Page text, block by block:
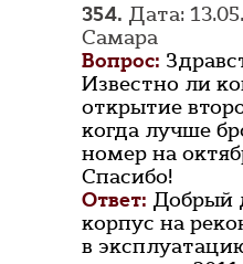
354. Дата:
Самара
Вопрос:
Известно ли
открытие
когда лучше
номер на
Спасибо!
Ответ: Добрый
корпус на
в